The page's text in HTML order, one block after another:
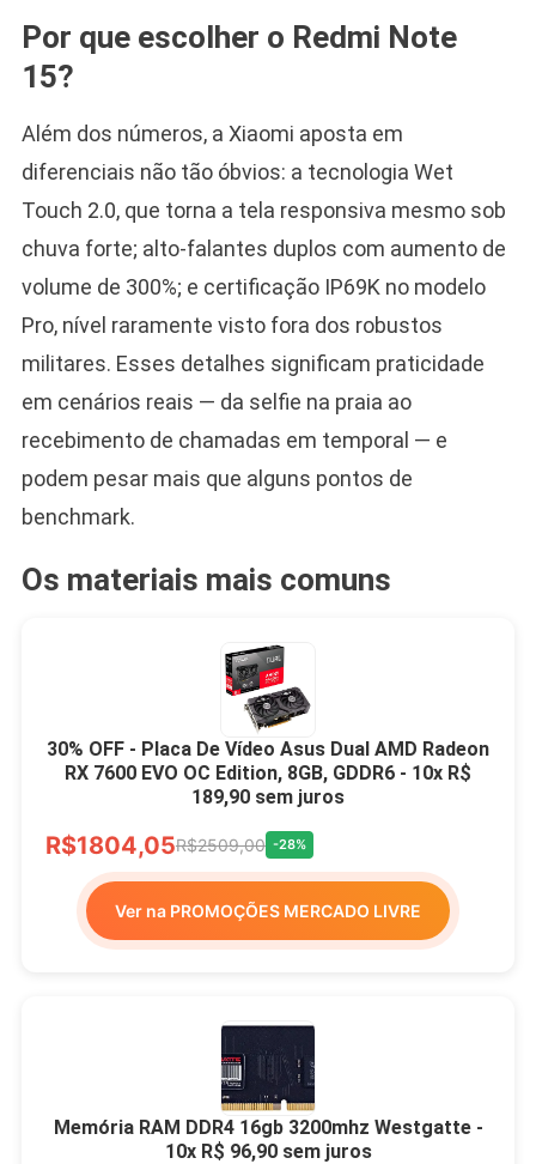
Por que escolher o Redmi Note
15?
Além dos números, a Xiaomi aposta em
diferenciais não tão óbvios: a tecnologia Wet
Touch 2.0, que torna a tela responsiva mesmo sob
chuva forte; alto-falantes duplos com aumento de
volume de 300%; e certificação IP69K no modelo
Pro, nível raramente visto fora dos robustos
militares. Esses detalhes significam praticidade
em cenários reais — da selfie na praia ao
recebimento de chamadas em temporal — e
podem pesar mais que alguns pontos de
benchmark.
Os materiais mais comuns
30% OFF - Placa De Vídeo Asus Dual AMD Radeon
RX 7600 EVO OC Edition, 8GB, GDDR6 - 10x R$
189,90 sem juros
R$1804,05R$2509,00 -28%
Ver na PROMOÇÕES MERCADO LIVRE
Memória RAM DDR4 16gb 3200mhz Westgatte -
10x R$ 96,90 sem juros